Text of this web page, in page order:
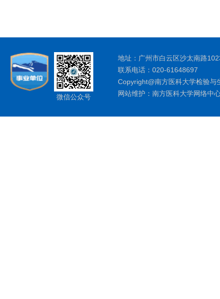
微信公众号
地址：广州市白云区沙太南路
联系电话：020-61648697
Copyright@南方医科大学检验
网站维护：南方医科大学网络中